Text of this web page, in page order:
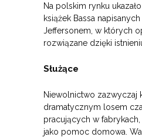
Na polskim rynku
książek Bassa
Jeffersonem, w których
rozwiązane dzięki
Służące
Niewolnictwo zazwyczaj
dramatycznym losem
pracujących w
jako pomoc domowa.